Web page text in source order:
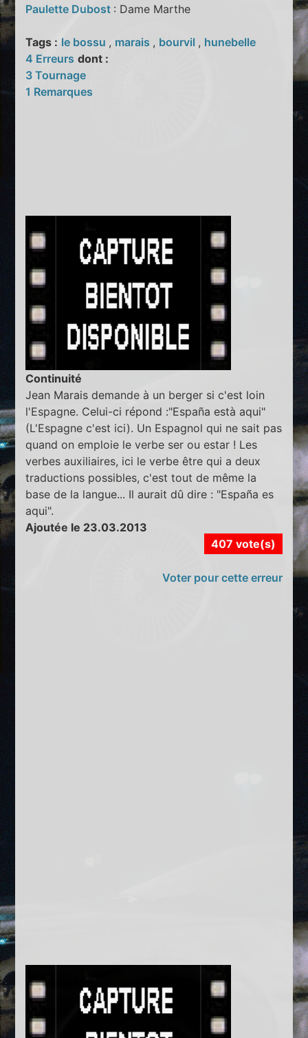
Paulette Dubost : Dame Marthe
Tags : le bossu , marais , bourvil , hunebelle
4 Erreurs dont :
3 Tournage
1 Remarques
Continuité
Jean Marais demande à un berger si c'est loin
l'Espagne. Celui-ci répond :"España està aqui"
(L'Espagne c'est ici). Un Espagnol qui ne sait pas
quand on emploie le verbe ser ou estar ! Les
verbes auxiliaires, ici le verbe être qui a deux
traductions possibles, c'est tout de même la
base de la langue... Il aurait dû dire : "España es
aqui".
Ajoutée le 23.03.2013
407 vote(s)
Voter pour cette erreur